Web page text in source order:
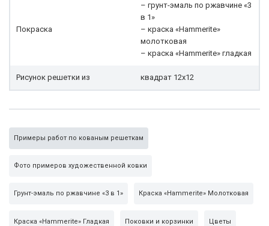
Покраска
– грунт-эмаль по ржавчине «3
в 1»
– краска «Hammerite»
молотковая
– краска «Hammerite» гладкая
Рисунок решетки из квадрат 12х12
Примеры работ по кованым решеткам
Фото примеров художественной ковки
Грунт-эмаль по ржавчине «3 в 1» Краска «Hammerite» Молотковая
Краска «Hammerite» Гладкая Поковки и корзинки Цветы